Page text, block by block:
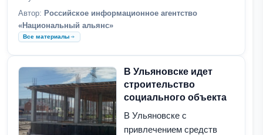
Автор: Российское информационное агентство
«Национальный альянс»
Все материалы
В Ульяновске идет
строительство
социального объекта
В Ульяновске с
привлечением средств